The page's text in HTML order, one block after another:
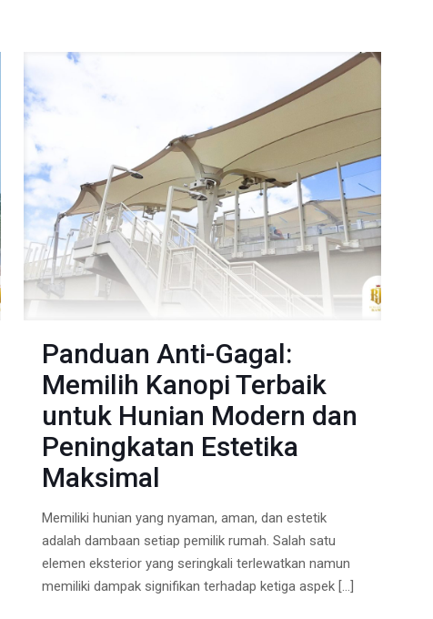
Panduan Anti-Gagal:
Memilih Kanopi Terbaik
untuk Hunian Modern dan
Peningkatan Estetika
Maksimal
Memiliki hunian yang nyaman, aman, dan estetik
adalah dambaan setiap pemilik rumah. Salah satu
elemen eksterior yang seringkali terlewatkan namun
memiliki dampak signifikan terhadap ketiga aspek[…]